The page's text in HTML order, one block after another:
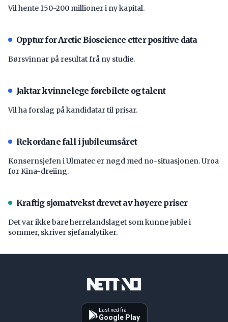
Vil hente 150-200 millioner i ny kapital.
Opptur for Arctic Bioscience etter positive data
Børsvinnar på resultat frå ny studie.
Jaktar kvinnelege førebilete og talent
Vil ha forslag på kandidatar til prisar.
Rekordane fall i jubileumsåret
Konsernsjefen i Ulmatec er nøgd med no-situasjonen. Uroa
for Kina-dreiing.
Kraftig sjømatvekst drevet av høyere priser
Det var ikke bare herrelandslaget som kunne juble i
sommer, skriver sjefanalytiker.
Last ned fra
Google Play